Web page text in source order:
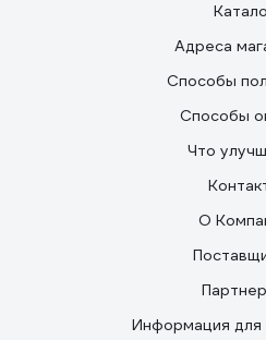
Адреса
Способы
Способы
Что
О
Информация для